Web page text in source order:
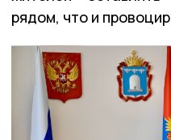
рядом, что и